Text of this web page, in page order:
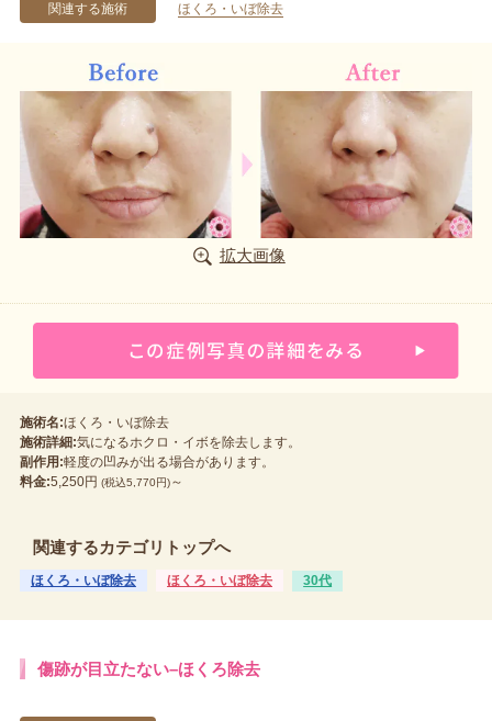
関連する施術 ほくろ・いぼ除去
拡大画像
施術名:ほくろ・いぼ除去
施術詳細:気になるホクロ・イボを除去します。
副作用:軽度の凹みが出る場合があります。
料金:5,250円 (税込5,770円)～
関連するカテゴリトップへ
ほくろ・いぼ除去 ほくろ・いぼ除去 30代
傷跡が目立たない–ほくろ除去